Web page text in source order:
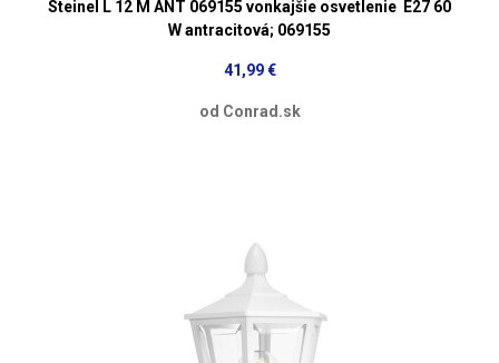
Steinel L 12 M ANT 069155 vonkajšie osvetlenie E27 60
W antracitová; 069155
41,99 €
od Conrad.sk